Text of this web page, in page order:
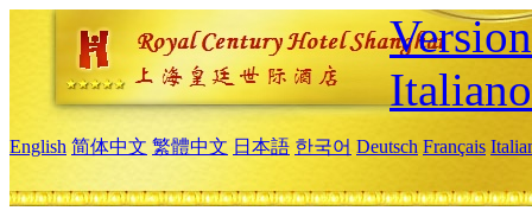
Italiano
English 简体中文 繁體中文 日本語 한국어 Deutsch Français